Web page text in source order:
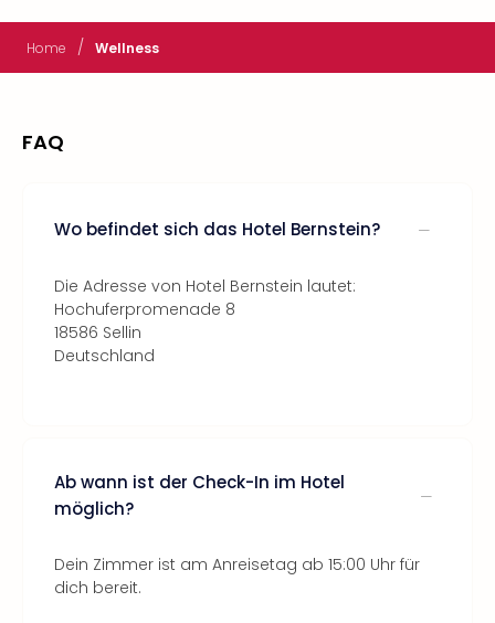
Home / Wellness
FAQ
Wo befindet sich das Hotel Bernstein?
Die Adresse von Hotel Bernstein lautet:
Hochuferpromenade 8
18586 Sellin
Deutschland
Ab wann ist der Check-In im Hotel
möglich?
Dein Zimmer ist am Anreisetag ab 15:00 Uhr für
dich bereit.